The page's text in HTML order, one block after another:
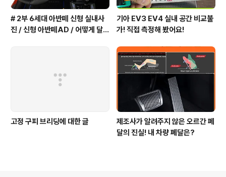
# 2부 6세대 아반떼 신형 실내사
진 / 신형 아반떼AD / 어떻게 달라
기아 EV3 EV4 실내 공간 비교불
가! 직접 측정해 봤어요!
고정 구피 브리딩에 대한 글
제조사가 알려주지 않은 오르간 페
달의 진실! 내 차량 페달은?